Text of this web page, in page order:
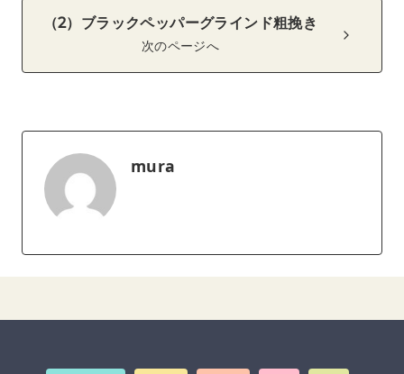
（2）ブラックペッパーグラインド粗挽き
次のページへ
mura